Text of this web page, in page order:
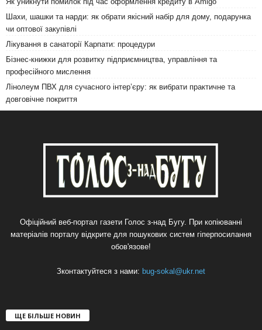
Шахи, шашки та нарди: як обрати якісний набір для дому, подарунка
чи оптової закупівлі
Лікування в санаторії Карпати: процедури
Бізнес-книжки для розвитку підприємництва, управління та
професійного мислення
Лінолеум ПВХ для сучасного інтер’єру: як вибрати практичне та
довговічне покриття
Офіційний веб-портал газети Голос з-над Бугу. При копіюванні
матеріалів порталу відкрите для пошукових систем гіперпосилання
обов'язове!
Зконтактуйтеся з нами: bug-sokal@ukr.net
ЩЕ БІЛЬШЕ НОВИН